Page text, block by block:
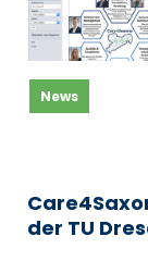
News
der TU